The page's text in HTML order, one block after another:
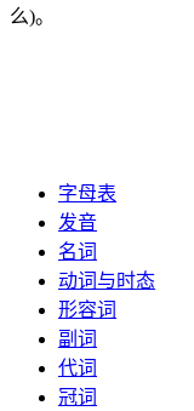
么)。
字母表
发音
名词
动词与时态
形容词
副词
代词
冠词